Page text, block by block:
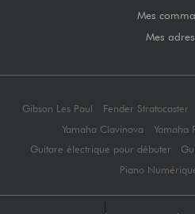
Mes
Mes
Gibson Les Paul Fender Stratocaster
Yamaha Clavinova
Yamaha
Guitare électrique pour débuter
Piano